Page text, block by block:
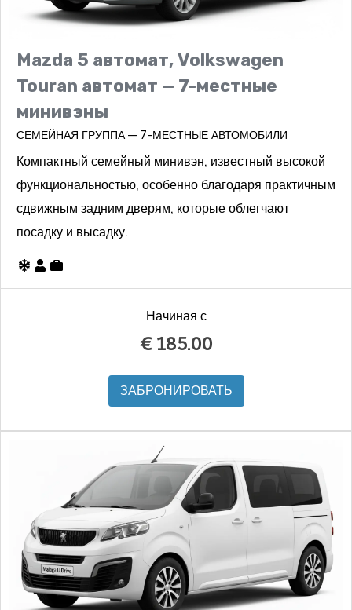
Mazda 5 автомат, Volkswagen
Touran автомат — 7-местные
минивэны
СЕМЕЙНАЯ ГРУППА — 7-МЕСТНЫЕ АВТОМОБИЛИ
Компактный семейный минивэн, известный высокой
функциональностью, особенно благодаря практичным
сдвижным задним дверям, которые облегчают
посадку и высадку.
Начиная с
€ 185.00
ЗАБРОНИРОВАТЬ